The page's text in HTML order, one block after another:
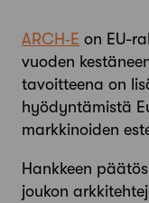
ARCH‑E on EU-
vuoden
tavoitteena on
hyödyntämistä
markkinoiden
Hankkeen
joukon